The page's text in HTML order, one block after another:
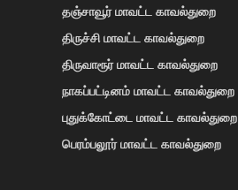
தஞ்சாவூர் மாவட்ட காவல்துறை
திருச்சி மாவட்ட காவல்துறை
திருவாரூர் மாவட்ட காவல்துறை
நாகப்பட்டினம் மாவட்ட காவல்துறை
புதுக்கோட்டை மாவட்ட காவல்துறை
பெரம்பலூர் மாவட்ட காவல்துறை